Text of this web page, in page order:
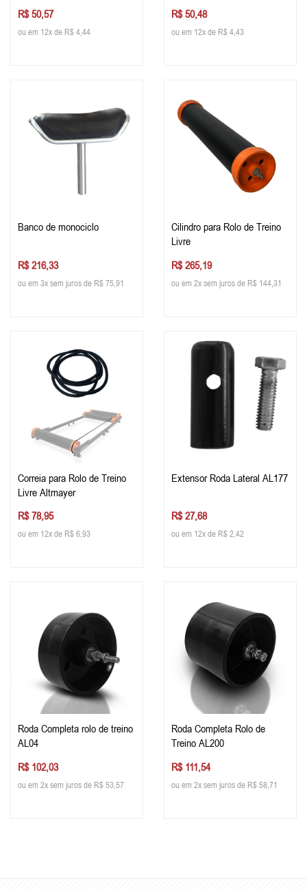
R$ 50,57
ou em 12x de R$ 4,44
R$ 50,48
ou em 12x de R$ 4,43
Banco de monociclo
R$ 216,33
ou em 3x sem juros de R$ 75,91
Cilindro para Rolo de Treino
Livre
R$ 265,19
ou em 2x sem juros de R$ 144,31
Correia para Rolo de Treino
Livre Altmayer
R$ 78,95
ou em 12x de R$ 6,93
Extensor Roda Lateral AL177
R$ 27,68
ou em 12x de R$ 2,42
Roda Completa rolo de treino
AL04
R$ 102,03
ou em 2x sem juros de R$ 53,57
Roda Completa Rolo de
Treino AL200
R$ 111,54
ou em 2x sem juros de R$ 58,71